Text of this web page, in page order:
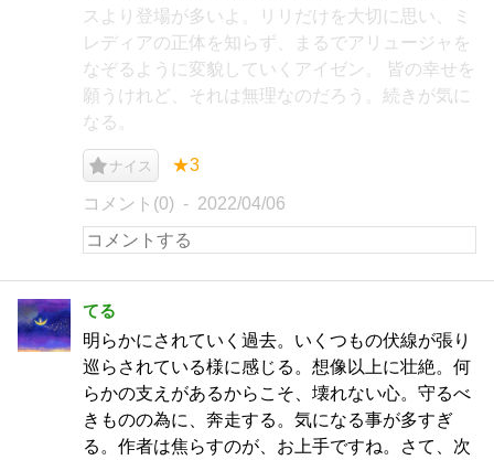
スより登場が多いよ。リリだけを大切に思い、ミ
レディアの正体を知らず、まるでアリュージャを
なぞるように変貌していくアイゼン。 皆の幸せを
願うけれど、それは無理なのだろう。続きが気に
なる。
ナイス ★3
コメント(0) 2022/04/06
てる
明らかにされていく過去。いくつもの伏線が張り
巡らされている様に感じる。想像以上に壮絶。何
らかの支えがあるからこそ、壊れない心。守るべ
きものの為に、奔走する。気になる事が多すぎ
る。作者は焦らすのが、お上手ですね。さて、次